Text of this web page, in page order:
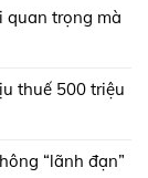
quan trọng mà
thuế 500 triệu
“lãnh đạn”